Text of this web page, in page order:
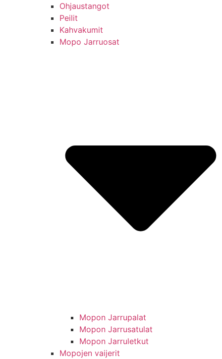
Ohjaustangot
Peilit
Kahvakumit
Mopo Jarruosat
Mopon Jarrupalat
Mopon Jarrusatulat
Mopon Jarruletkut
Mopojen vaijerit